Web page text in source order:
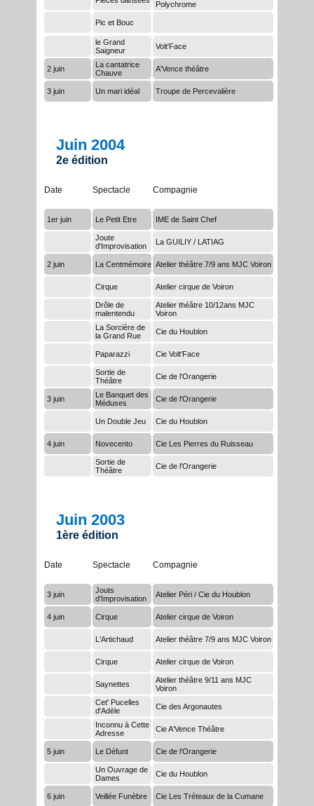
Polychrome
Pic et Bouc
le Grand
Saigneur
Volt'Face
2 juin
La cantatrice
Chauve
A'Vence théâtre
3 juin Un mari idéal Troupe de Percevalière
Juin 2004
2e édition
Date Spectacle Compagnie
1er juin Le Petit Etre IME de Saint Chef
Joute
d'Improvisation
La GUILIY / LATIAG
2 juin La Centmémoire Atelier théâtre 7/9 ans MJC Voiron
Cirque Atelier cirque de Voiron
Drôle de
malentendu
Atelier théâtre 10/12ans MJC
Voiron
La Sorcière de
la Grand Rue
Cie du Houblon
Paparazzi Cie Volt'Face
Sortie de
Théâtre
Cie de l'Orangerie
3 juin
Le Banquet des
Méduses
Cie de l'Orangerie
Un Double Jeu Cie du Houblon
4 juin Novecento Cie Les Pierres du Ruisseau
Sortie de
Théâtre
Cie de l'Orangerie
Juin 2003
1ère édition
Date Spectacle Compagnie
3 juin
Jouts
d'Improvisation
Atelier Péri / Cie du Houblon
4 juin Cirque Atelier cirque de Voiron
L'Artichaud Atelier théâtre 7/9 ans MJC Voiron
Cirque Atelier cirque de Voiron
Saynettes
Atelier théâtre 9/11 ans MJC
Voiron
Cet' Pucelles
d'Adèle
Cie des Argonautes
Inconnu à Cette
Adresse
Cie A'Vence Théâtre
5 juin Le Défunt Cie de l'Orangerie
Un Ouvrage de
Dames
Cie du Houblon
6 juin Veillée Funèbre Cie Les Tréteaux de la Cumane